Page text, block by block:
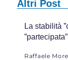
Altri Post
La stabilità
”partecipata”
Raffaele